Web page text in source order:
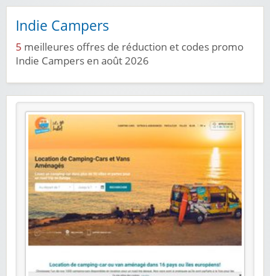
Indie Campers
5 meilleures offres de réduction et codes promo
Indie Campers en août 2026